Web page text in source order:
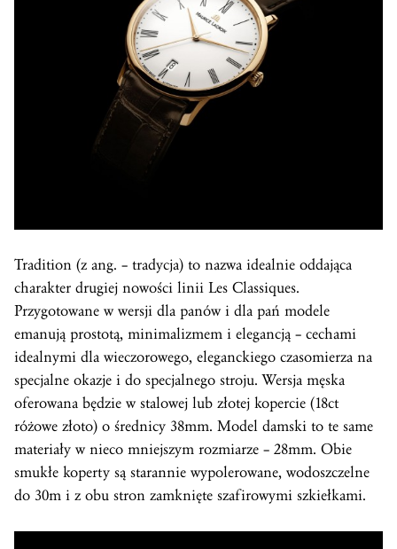
Tradition (z ang. – tradycja) to nazwa idealnie oddająca
charakter drugiej nowości linii Les Classiques.
Przygotowane w wersji dla panów i dla pań modele
emanują prostotą, minimalizmem i elegancją – cechami
idealnymi dla wieczorowego, eleganckiego czasomierza na
specjalne okazje i do specjalnego stroju. Wersja męska
oferowana będzie w stalowej lub złotej kopercie (18ct
różowe złoto) o średnicy 38mm. Model damski to te same
materiały w nieco mniejszym rozmiarze – 28mm. Obie
smukłe koperty są starannie wypolerowane, wodoszczelne
do 30m i z obu stron zamknięte szafirowymi szkiełkami.